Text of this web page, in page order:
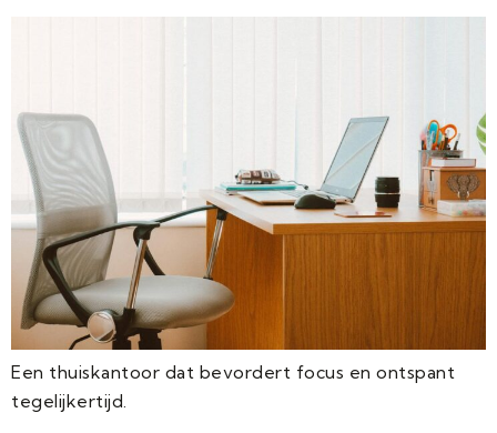
Een thuiskantoor dat bevordert focus en ontspant
tegelijkertijd.